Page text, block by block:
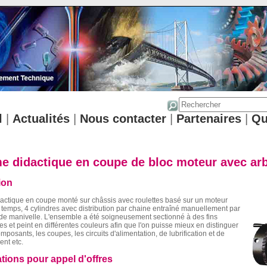
Actualités| Nous contacter| Partenaires|
didactique en coupe de bloc moteur avec
en coupe monté sur châssis avec roulettes basé sur un moteur
4 cylindres avec distribution par chaine entraîné manuellement par
manivelle. L'ensemble a été soigneusement sectionné à des fins
et peint en différentes couleurs afin que l'on puisse mieux en distinguer
les coupes, les circuits d'alimentation, de lubrification et de
etc.
pour appel d'offres